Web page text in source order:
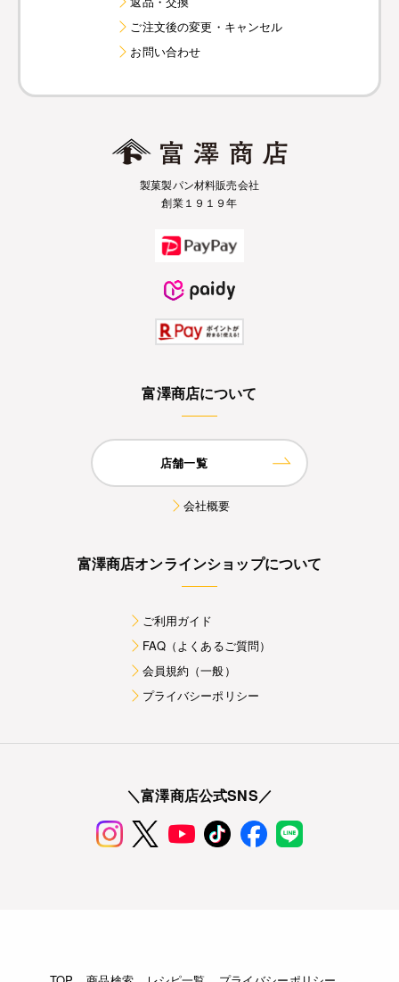
ご注文後の変更・キャンセル
お問い合わせ
製菓製パン材料販売会社
創業１９１９年
富澤商店について
店舗一覧
会社概要
富澤商店オンラインショップについて
ご利用ガイド
FAQ（よくあるご質問）
会員規約（一般）
プライバシーポリシー
＼富澤商店公式SNS／